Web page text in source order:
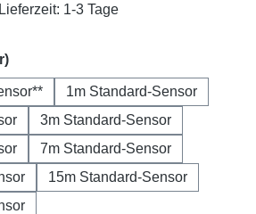
1-3 Tage
auswählen
1m Standard-Sensor
3m Standard-Sensor
7m Standard-Sensor
15m Standard-Sensor